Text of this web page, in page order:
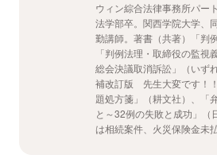
ウィン綜合法律事務所パー
法学部卒。関西学院大学、
勤講師。著書（共著）「判
「判例法理・取締役の監視
総会決議取消訴訟」（いず
補改訂版 先生大変です！
題処方箋」（耕文社）、「
と～32例の失敗と成功」（
は相続案件、火災保険金未